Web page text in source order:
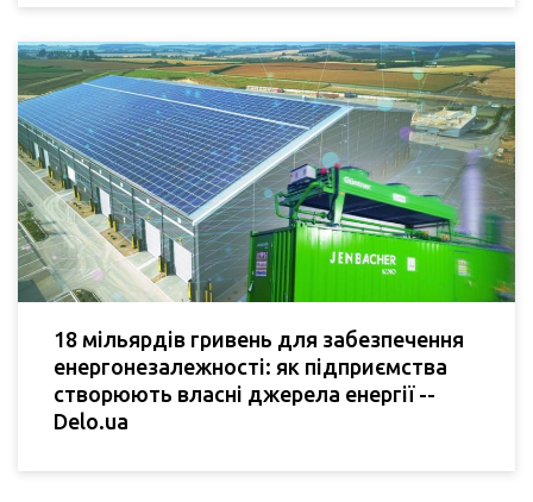
18 мільярдів гривень для забезпечення
енергонезалежності: як підприємства
створюють власні джерела енергії --
Delo.ua